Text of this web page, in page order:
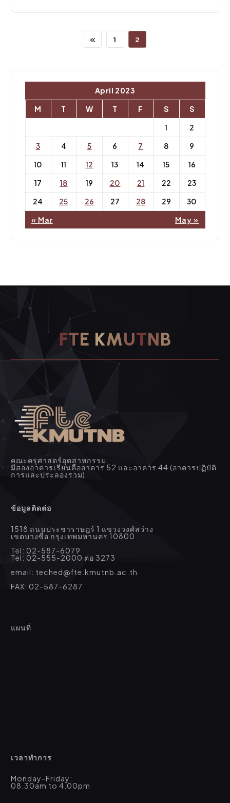
1 2
April 2023
M
T W T F S
S
1
2
3
4 5 6 7 8
9
10
11 12 13 14 15
16
17
18 19 20 21 22
23
24
25 26 27 28 29 30
« Mar May »
FTE KMUTNB
คณะครุศาสตร์อุตสาหกรรม
มีสองอาคารเรียนคืออาคาร 52 และอาคาร 44 (อาคารปฏิบัติ
การและประลองรวม)
ข้อมูลติดต่อ
1518 ถนนประชาราษฎร์ 1 แขวงวงศ์สว่าง
เขตบางซื่อ กรุงเทพมหานคร 10800
Tel: 02-587-6079
Tel: 02-555-2000 ต่อ 3273
email: teched@fte.kmutnb.ac.th
FAX: 02-587-6287
แผนที่
เวลาทำการ
Monday-Friday:
08.30am to 4.00pm